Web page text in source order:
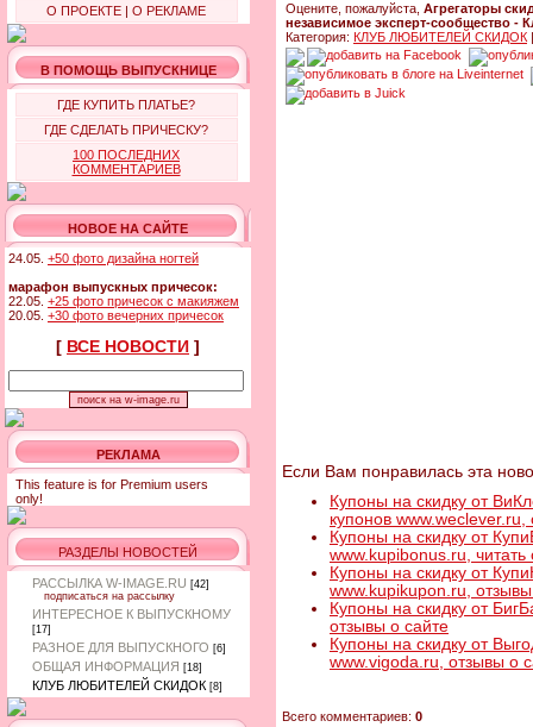
О ПРОЕКТЕ | О РЕКЛАМЕ
В ПОМОЩЬ ВЫПУСКНИЦЕ
ГДЕ КУПИТЬ ПЛАТЬЕ?
ГДЕ СДЕЛАТЬ ПРИЧЕСКУ?
100 ПОСЛЕДНИХ
КОММЕНТАРИЕВ
НОВОЕ НА САЙТЕ
24.05. +50 фото дизайна ногтей
марафон выпускных причесок:
22.05. +25 фото причесок с макияжем
20.05. +30 фото вечерних причесок
[ ВСЕ НОВОСТИ ]
РЕКЛАМА
This feature is for Premium users
only!
РАЗДЕЛЫ НОВОСТЕЙ
РАССЫЛКА W-IMAGE.RU [42]
подписаться на рассылку
ИНТЕРЕСНОЕ К ВЫПУСКНОМУ
[17]
РАЗНОЕ ДЛЯ ВЫПУСКНОГО [6]
ОБЩАЯ ИНФОРМАЦИЯ [18]
КЛУБ ЛЮБИТЕЛЕЙ СКИДОК [8]
Оцените, пожалуйста, Агрегаторы
независимое эксперт-сообщество -
Категория: КЛУБ ЛЮБИТЕЛЕЙ СКИДОК
Если Вам понравилась эта
Купоны на скидку от
купонов www.weclever.ru,
Купоны на скидку от
www.kupibonus.ru,
Купоны на скидку от
www.kupikupon.ru,
Купоны на скидку от
отзывы о сайте
Купоны на скидку от
www.vigoda.ru, отзывы о
Всего комментариев: 0